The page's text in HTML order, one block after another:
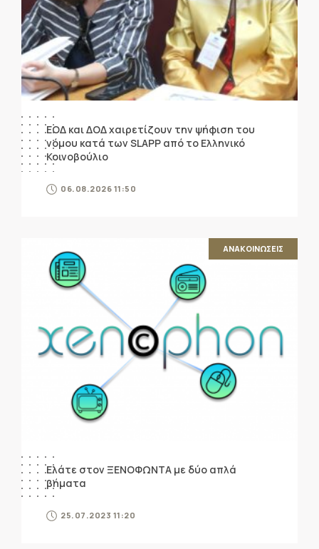
ΕΟΔ και ΔΟΔ χαιρετίζουν την ψήφιση του
νόμου κατά των SLAPP από το Ελληνικό
Κοινοβούλιο
06.08.2026 11:50
ΑΝΑΚΟΙΝΩΣΕΙΣ
Ελάτε στον ΞΕΝΟΦΩΝΤΑ με δύο απλά
βήματα
25.07.2023 11:20